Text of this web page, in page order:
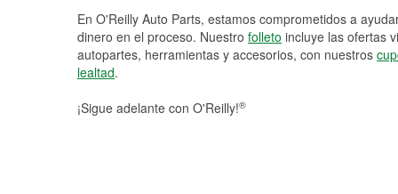
En O'Reilly Auto Parts, estamos comprometidos a
dinero en el proceso. Nuestro folleto incluye las ofertas
autopartes, herramientas y accesorios, con nuestros
lealtad.
¡Sigue adelante con O'Reilly!®